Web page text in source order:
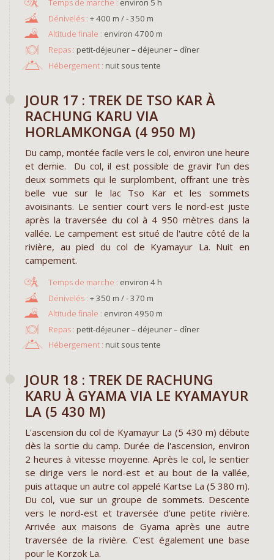
environ 5 h
+ 400 m / - 350 m
environ 4700 m
Repas : petit-déjeuner – déjeuner – dîner
Hébergement : nuit sous tente
JOUR 17 : TREK DE TSO KAR À
RACHUNG KARU VIA
HORLAMKONGA (4 950 M)
Du camp, montée facile vers le col, environ une heure
et demie. Du col, il est possible de gravir l’un des
deux sommets qui le surplombent, offrant une très
belle vue sur le lac Tso Kar et les sommets
avoisinants. Le sentier court vers le nord-est juste
après la traversée du col à 4 950 mètres dans la
vallée. Le campement est situé de l'autre côté de la
rivière, au pied du col de Kyamayur La. Nuit en
campement.
environ 4 h
+ 350 m / - 370 m
environ 4950 m
Repas : petit-déjeuner – déjeuner – dîner
Hébergement : nuit sous tente
JOUR 18 : TREK DE RACHUNG
KARU À GYAMA VIA LE KYAMAYUR
LA (5 430 M)
L'ascension du col de Kyamayur La (5 430 m) débute
dès la sortie du camp. Durée de l'ascension, environ
2 heures à vitesse moyenne. Après le col, le sentier
se dirige vers le nord-est et au bout de la vallée,
puis attaque un autre col appelé Kartse La (5 380 m).
Du col, vue sur un groupe de sommets. Descente
vers le nord-est et traversée d'une petite rivière.
Arrivée aux maisons de Gyama après une autre
traversée de la rivière. C'est également une base
pour le Korzok La.